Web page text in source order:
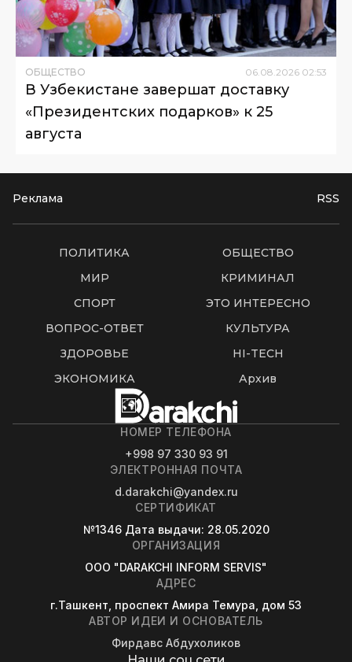
ОБЩЕСТВО 06.08.2026 02:53
В Узбекистане завершат доставку
«Президентских подарков» к 25
августа
Реклама RSS
ПОЛИТИКА
ОБЩЕСТВО
МИР
КРИМИНАЛ
СПОРТ
ЭТО ИНТЕРЕСНО
ВОПРОС-ОТВЕТ
КУЛЬТУРА
ЗДОРОВЬЕ
HI-TECH
ЭКОНОМИКА
Архив
НОМЕР ТЕЛЕФОНА
+998 97 330 93 91
ЭЛЕКТРОННАЯ ПОЧТА
d.darakchi@yandex.ru
СЕРТИФИКАТ
№1346 Дата выдачи: 28.05.2020
ОРГАНИЗАЦИЯ
OOO "DARAKCHI INFORM SERVIS"
АДРЕС
г.Ташкент, проспект Амира Темура, дом 53
АВТОР ИДЕИ И ОСНОВАТЕЛЬ
Фирдавс Абдухоликов